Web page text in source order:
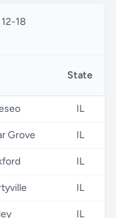
12-18
State
IL
Grove IL
IL
IL
IL